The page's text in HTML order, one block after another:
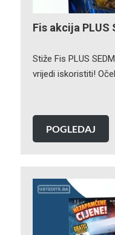
Fis akcija PLUS
Stiže Fis PLUS
vrijedi iskoristiti!
POGLEDAJ